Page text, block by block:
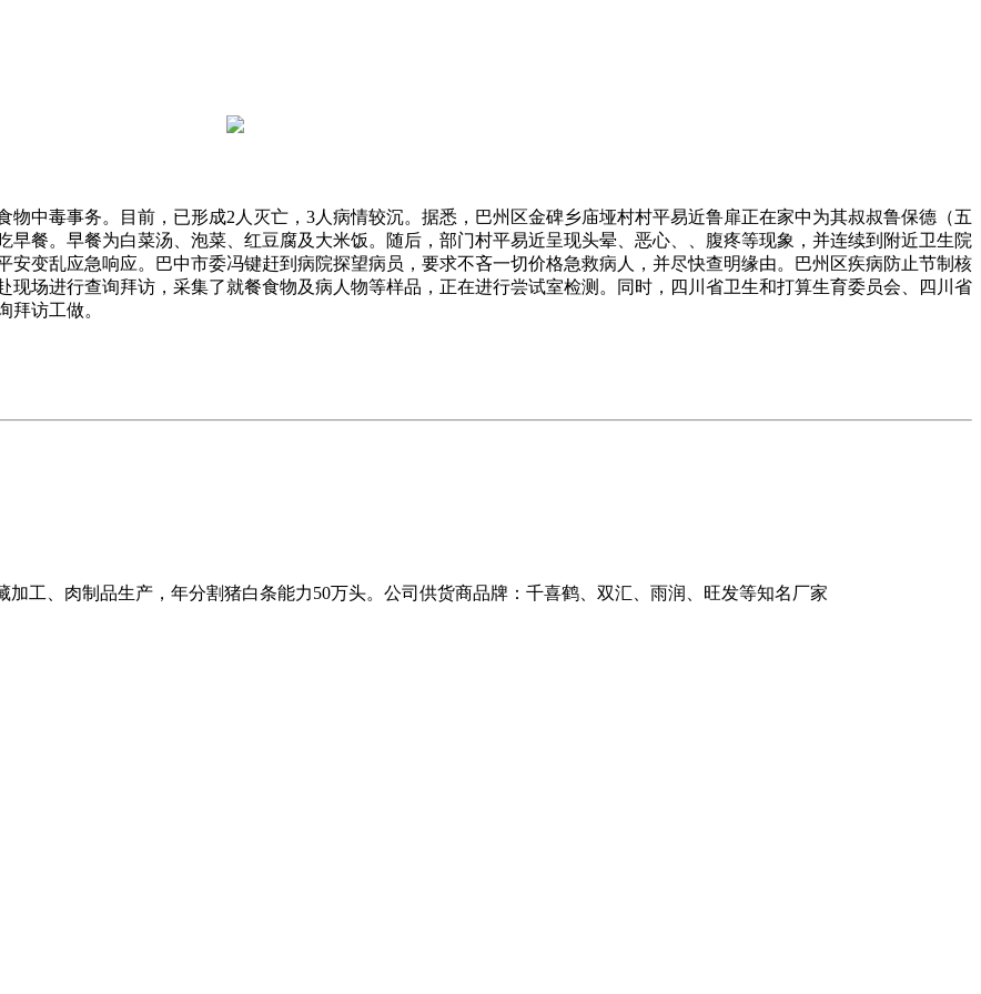
中毒事务。目前，已形成2人灭亡，3人病情较沉。据悉，巴州区金碑乡庙垭村村平易近鲁扉正在家中为其叔叔鲁保德（五
餐。早餐为白菜汤、泡菜、红豆腐及大米饭。随后，部门村平易近呈现头晕、恶心、、腹疼等现象，并连续到附近卫生院
变乱应急响应。巴中市委冯键赶到病院探望病员，要求不吝一切价格急救病人，并尽快查明缘由。巴州区疾病防止节制核
场进行查询拜访，采集了就餐食物及病人物等样品，正在进行尝试室检测。同时，四川省卫生和打算生育委员会、四川省
拜访工做。
工、肉制品生产，年分割猪白条能力50万头。公司供货商品牌：千喜鹤、双汇、雨润、旺发等知名厂家